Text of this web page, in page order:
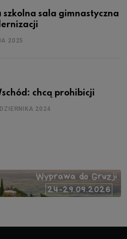
szkolna sala gimnastyczna
2025
chcą prohibicji
2024